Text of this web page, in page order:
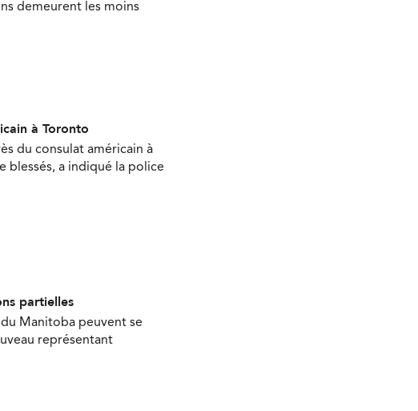
demeurent les moins
à Toronto
du consulat américain à
blessés, a indiqué la police
partielles
Manitoba peuvent se
représentant